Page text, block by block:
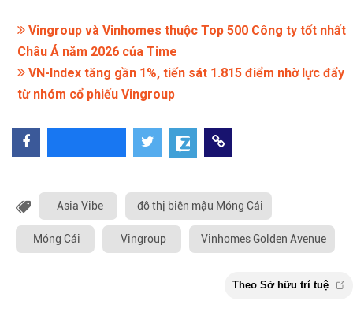
Vingroup và Vinhomes thuộc Top 500 Công ty tốt nhất
Châu Á năm 2026 của Time
VN-Index tăng gần 1%, tiến sát 1.815 điểm nhờ lực đẩy
từ nhóm cổ phiếu Vingroup
Asia Vibe đô thị biên mậu Móng Cái
Móng Cái Vingroup Vinhomes Golden Avenue